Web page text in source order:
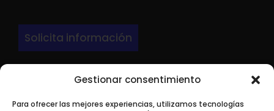
Gestionar consentimiento
Para ofrecer las mejores experiencias, utilizamos tecnologías
Solicita información